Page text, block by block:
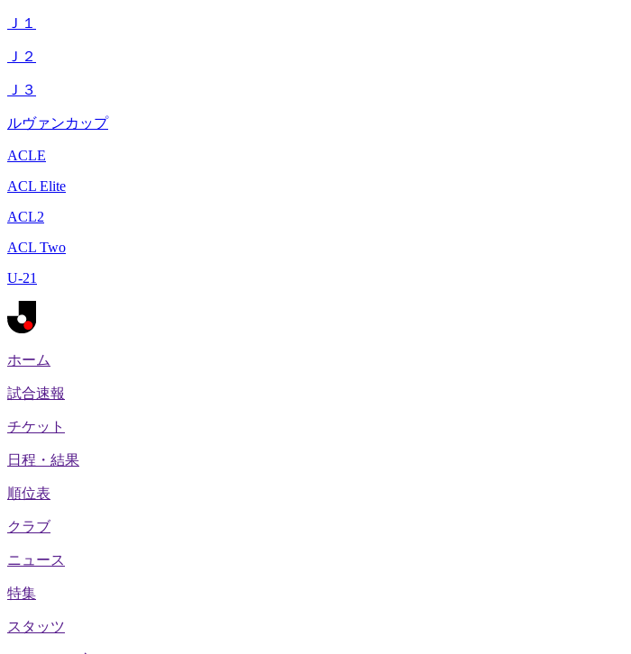
Ｊ１
Ｊ２
Ｊ３
ルヴァンカップ
ACLE
ACL Elite
ACL2
ACL Two
U-21
ホーム
試合速報
チケット
日程・結果
順位表
クラブ
ニュース
特集
スタッツ